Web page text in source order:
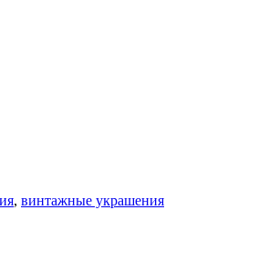
, винтажные украшения